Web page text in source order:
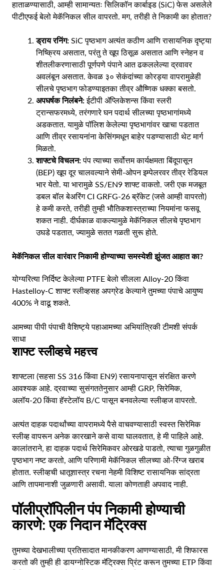
हाताळण्यासाठी, आम्ही सामान्यतः सिलिकॉन कार्बाइड (SiC) फेस असलेले
पीटीएफई बेलो मेकॅनिकल सील वापरतो. मग, तरीही ते निकामी का होतात?
ड्राय रनिंग: SiC पृष्ठभाग अत्यंत कठीण आणि रासायनिक दृष्ट्या
निष्क्रिय असतात, परंतु ते खूप ठिसूळ असतात आणि स्नेहन व
शीतलीकरणासाठी पूर्णपणे पंपाने आत ढकललेल्या द्रवावर
अवलंबून असतात. केवळ ३० सेकंदांच्या कोरड्या वापरामुळेही
सीलचे पृष्ठभाग फोडण्याइतका तीव्र औष्णिक धक्का बसतो.
अपघर्षक निलंबने:ईटीपी ॲप्लिकेशन्स किंवा स्लरी
ट्रान्सफरमध्ये, तरंगणारे घन पदार्थ सीलच्या पृष्ठभागांमध्ये
अडकतात. यामुळे पॉलिश केलेल्या पृष्ठभागांवर खाचा पडतात
आणि तीव्र रसायनांना केसिंगमधून बाहेर पडण्यासाठी थेट मार्ग
मिळतो.
शाफ्टचे विचलन:पंप त्याच्या सर्वोत्तम कार्यक्षमता बिंदूपासून
(BEP) खूप दूर चालवल्याने सेमी-ओपन इम्पेलरवर तीव्र रेडियल
भार येतो. या भारामुळे SS/EN9 शाफ्ट वाकतो. जरी एक मजबूत
डबल बॉल बेअरिंग CI GRFG-26 ब्रॅकेट (जसे आम्ही वापरतो)
हे कमी करते, तरीही तुम्ही भौतिकशास्त्राच्या नियमांना फसवू
शकत नाही. दीर्घकाळ वाकल्यामुळे मेकॅनिकल सीलचे पृष्ठभाग
उघडे पडतात, ज्यामुळे सतत गळती सुरू होते.
मेकॅनिकल सील वारंवार निकामी होण्याच्या समस्येशी झुंजत आहात का?
योग्यरित्या निर्दिष्ट केलेल्या PTFE बेलो सीलला Alloy-20 किंवा
Hastelloy-C शाफ्ट स्लीव्हसह अपग्रेड केल्याने तुमच्या पंपाचे आयुष्य
400% ने वाढू शकते.
आमच्या पीपी पंपाची वैशिष्ट्ये पहाआमच्या अभियांत्रिकी टीमशी संपर्क
साधा
शाफ्ट स्लीव्हचे महत्त्व
शाफ्टला (सहसा SS 316 किंवा EN9) रसायनापासून संरक्षित करणे
आवश्यक आहे. द्रवाच्या सुसंगततेनुसार आम्ही GRP, सिरेमिक,
अलॉय-20 किंवा हॅस्टेलॉय B/C पासून बनवलेल्या स्लीव्हज वापरतो.
अत्यंत दाहक पदार्थांच्या वापरामध्ये पैसे वाचवण्यासाठी स्वस्त सिरेमिक
स्लीव्ह वापरून अनेक कारखाने कसे वाया घालवतात, हे मी पाहिले आहे.
कालांतराने, हा दाहक पदार्थ सिरेमिकवर ओरखडे पाडतो, त्याचा गुळगुळीत
पृष्ठभाग नष्ट करतो, आणि परिणामी मेकॅनिकल सीलच्या ओ-रिंग्ज खराब
होतात. स्लीव्हची धातूशास्त्र रचना नेहमी विशिष्ट रासायनिक सांद्रता
आणि तापमानाशी जुळणारी असावी. याला कोणताही अपवाद नाही.
पॉलीप्रॉपिलीन पंप निकामी होण्याची
कारणे: एक निदान मॅट्रिक्स
तुमच्या देखभालीच्या प्रतिसादात मानकीकरण आणण्यासाठी, मी शिफारस
करतो की तुम्ही ही डायग्नोस्टिक मॅट्रिक्स प्रिंट करून तुमच्या ETP किंवा